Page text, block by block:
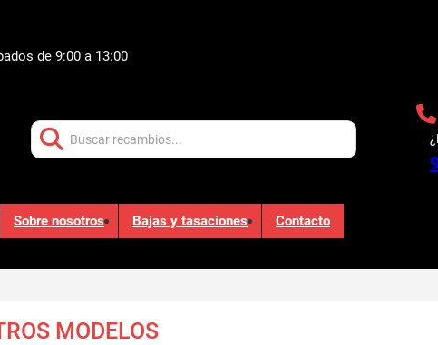
de 9:00 a 13:00
Sobre nosotros Bajas y tasaciones Contacto
MODELOS